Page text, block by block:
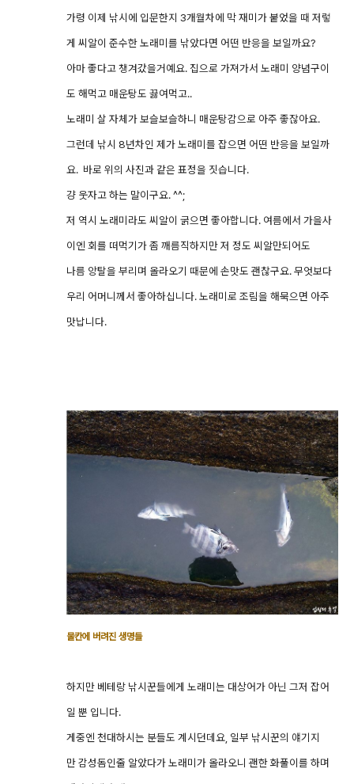
가령 이제 낚시에 입문한지 3개월차에 막 재미가 붙었을 때 저렇
게 씨알이 준수한 노래미를 낚았다면 어떤 반응을 보일까요?
아마 좋다고 챙겨갔을거예요. 집으로 가져가서 노래미 양념구이
도 해먹고 매운탕도 끓여먹고..
노래미 살 자체가 보슬보슬하니 매운탕감으로 아주 좋잖아요.
그런데 낚시 8년차인 제가 노래미를 잡으면 어떤 반응을 보일까
요. 바로 위의 사진과 같은 표정을 짓습니다.
걍 웃자고 하는 말이구요. ^^;
저 역시 노래미라도 씨알이 굵으면 좋아합니다. 여름에서 가을사
이엔 회를 떠먹기가 좀 깨름직하지만 저 정도 씨알만되어도
나름 앙탈을 부리며 올라오기 때문에 손맛도 괜찮구요. 무엇보다
우리 어머니께서 좋아하십니다. 노래미로 조림을 해묵으면 아주
맛납니다.
물칸에 버려진 생명들
하지만 베테랑 낚시꾼들에게 노래미는 대상어가 아닌 그저 잡어
일 뿐 입니다.
게중엔 천대하시는 분들도 계시던데요, 일부 낚시꾼의 얘기지
만 감성돔인줄 알았다가 노래미가 올라오니 괜한 화풀이를 하며